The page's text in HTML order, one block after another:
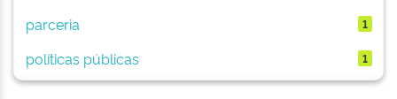
parceria 1
políticas públicas 1